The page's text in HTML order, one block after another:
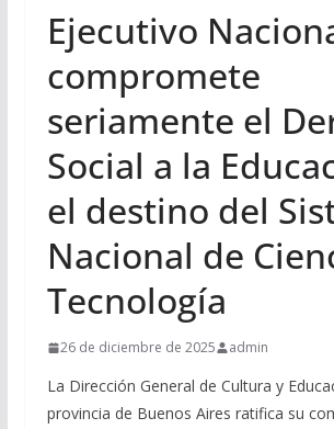
Ejecutivo
compromete
seriamente el
Social a la
el destino del
Nacional de
Tecnología
26 de diciembre de 2025 admin
La Dirección General de Cultura y
provincia de Buenos Aires ratifica su